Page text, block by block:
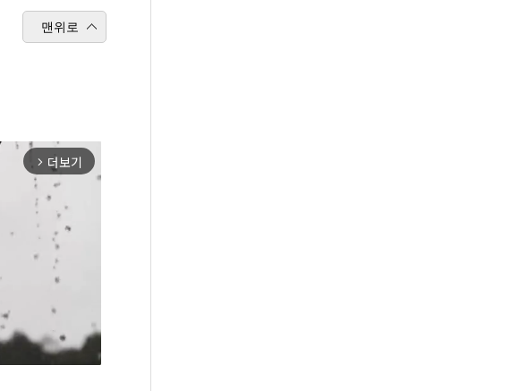
맨위로
arrow_forward_ios 더보기